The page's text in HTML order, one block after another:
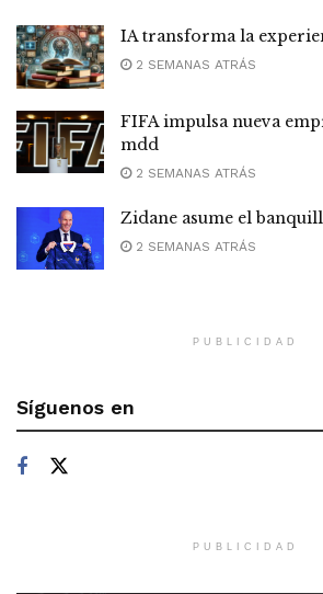
IA transforma la
2 SEMANAS ATRÁS
FIFA impulsa nueva
mdd
2 SEMANAS ATRÁS
Zidane asume el
2 SEMANAS ATRÁS
PUBLICIDAD
Síguenos en
PUBLICIDAD